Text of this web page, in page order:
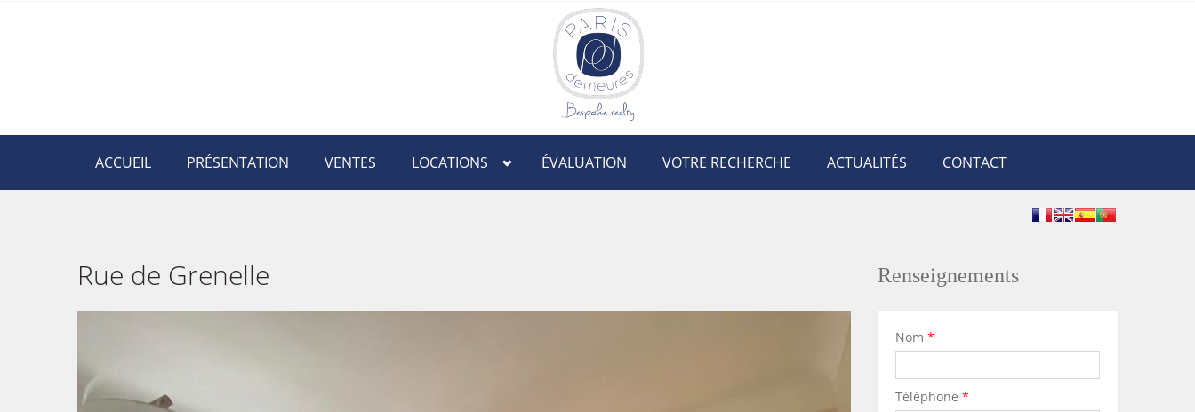
ACCUEIL PRÉSENTATION VENTES LOCATIONS ÉVALUATION VOTRE RECHERCHE ACTUALITÉS CONTACT
Rue de Grenelle Renseignements
Nom *
Téléphone *